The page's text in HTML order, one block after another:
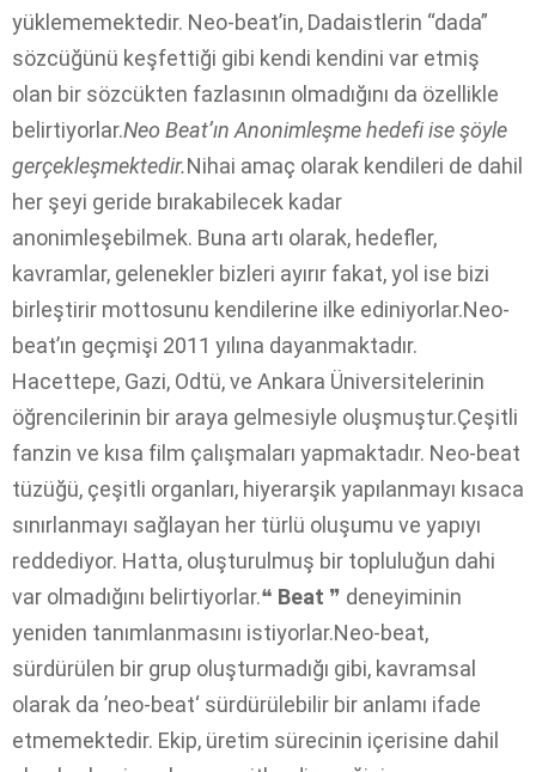
yüklememektedir. Neo-beat’in, Dadaistlerin “dada”
sözcüğünü keşfettiği gibi kendi kendini var etmiş
olan bir sözcükten fazlasının olmadığını da özellikle
belirtiyorlar.Neo Beat’ın Anonimleşme hedefi ise şöyle
gerçekleşmektedir.Nihai amaç olarak kendileri de dahil
her şeyi geride bırakabilecek kadar
anonimleşebilmek. Buna artı olarak, hedefler,
kavramlar, gelenekler bizleri ayırır fakat, yol ise bizi
birleştirir mottosunu kendilerine ilke ediniyorlar.Neo-
beat’ın geçmişi 2011 yılına dayanmaktadır.
Hacettepe, Gazi, Odtü, ve Ankara Üniversitelerinin
öğrencilerinin bir araya gelmesiyle oluşmuştur.Çeşitli
fanzin ve kısa film çalışmaları yapmaktadır. Neo-beat
tüzüğü, çeşitli organları, hiyerarşik yapılanmayı kısaca
sınırlanmayı sağlayan her türlü oluşumu ve yapıyı
reddediyor. Hatta, oluşturulmuş bir topluluğun dahi
var olmadığını belirtiyorlar.❝ Beat ❞ deneyiminin
yeniden tanımlanmasını istiyorlar.Neo-beat,
sürdürülen bir grup oluşturmadığı gibi, kavramsal
olarak da ’neo-beat‘ sürdürülebilir bir anlamı ifade
etmemektedir. Ekip, üretim sürecinin içerisine dahil